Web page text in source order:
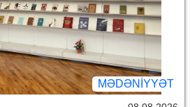
MƏDƏNIYYƏT